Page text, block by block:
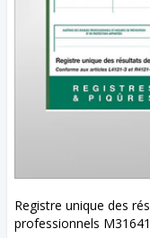
Registre unique des
professionnels M31641